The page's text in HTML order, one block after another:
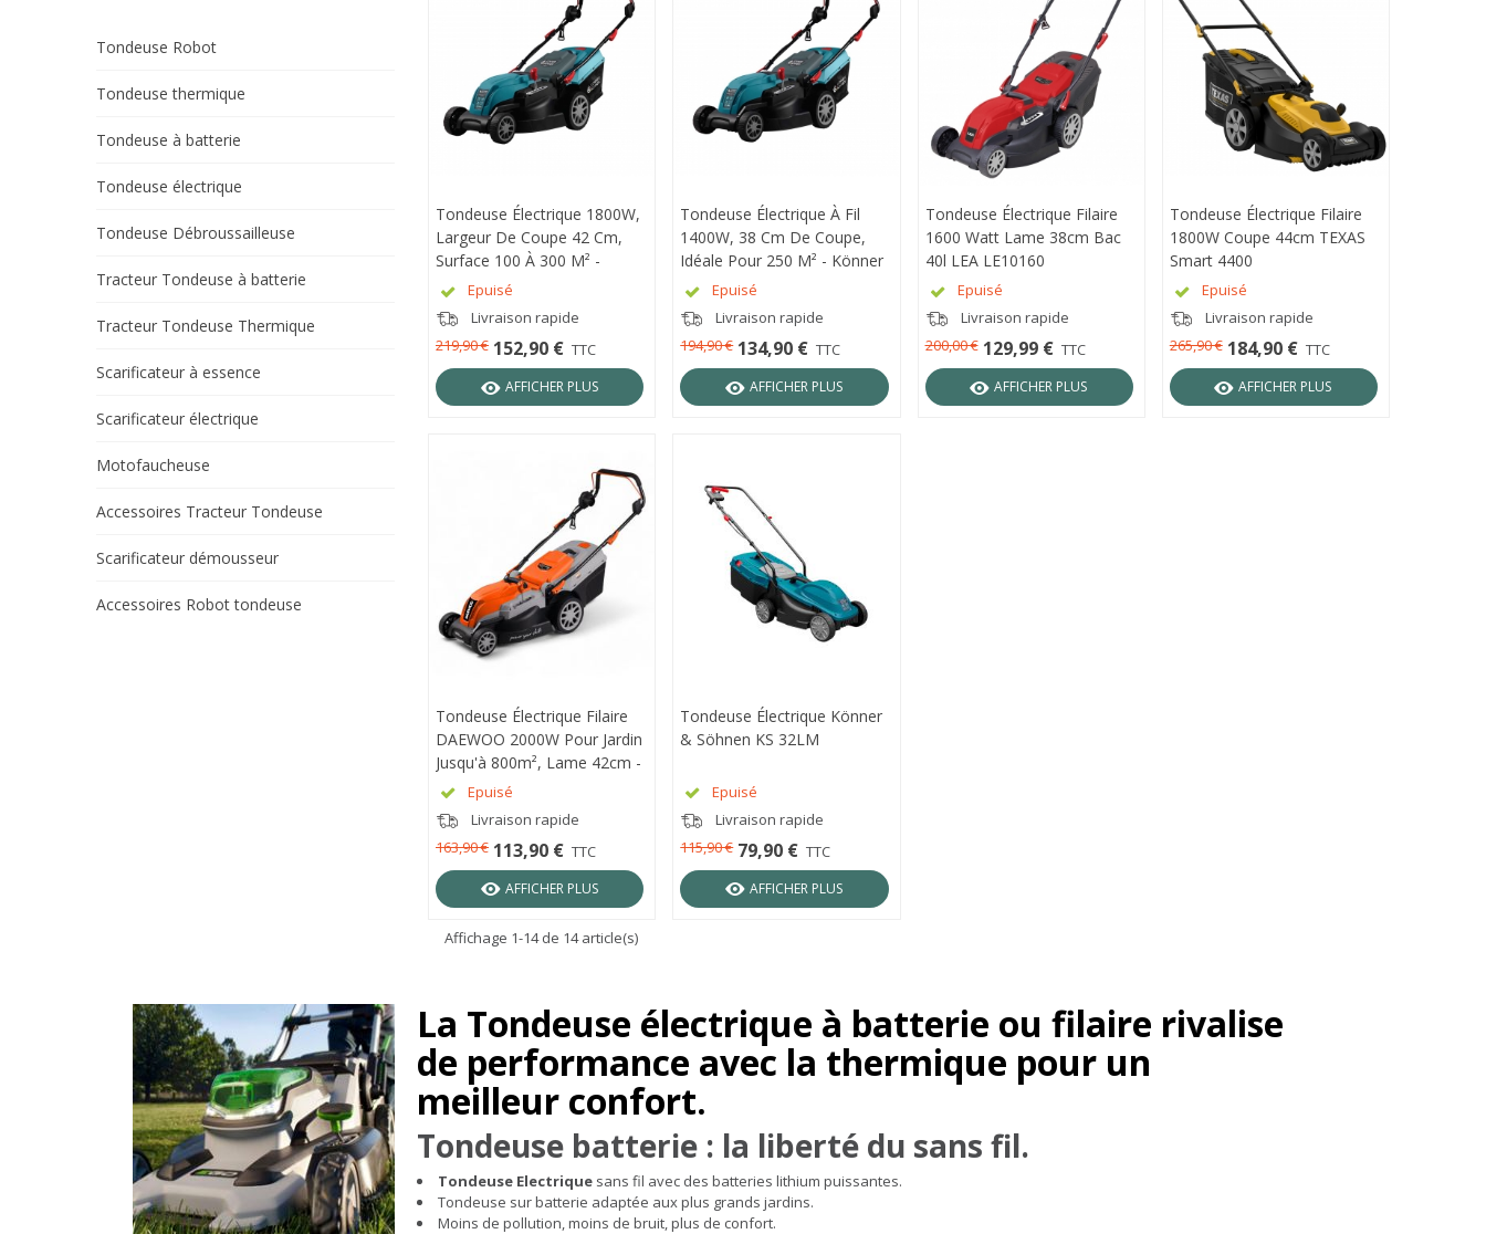
Tondeuse Robot
Tondeuse thermique
Tondeuse à batterie
Tondeuse électrique
Tondeuse Débroussailleuse
Tracteur Tondeuse à batterie
Tracteur Tondeuse Thermique
Scarificateur à essence
Scarificateur électrique
Motofaucheuse
Accessoires Tracteur Tondeuse
Scarificateur démousseur
Accessoires Robot tondeuse
APERÇU RAPIDE
Tondeuse Électrique 1800W,
Largeur De Coupe 42 Cm,
Surface 100 À 300 M² -
Könner Söhnen KS 42LM
Epuisé
Livraison rapide
152,90 € TTC
219,90 €
AFFICHER PLUS
APERÇU RAPIDE
Tondeuse Électrique À Fil
1400W, 38 Cm De Coupe,
Idéale Pour 250 M² - Könner
Söhnen KS 38LM
Epuisé
Livraison rapide
134,90 € TTC
194,90 €
AFFICHER PLUS
APERÇU RAPIDE
Tondeuse Électrique Filaire
1600 Watt Lame 38cm Bac
40l LEA LE10160
Epuisé
Livraison rapide
129,99 € TTC
200,00 €
AFFICHER PLUS
APERÇU RAPIDE
Tondeuse Électrique Filaire
1800W Coupe 44cm TEXAS
Smart 4400
Epuisé
Livraison rapide
184,90 € TTC
265,90 €
AFFICHER PLUS
APERÇU RAPIDE
Tondeuse Électrique Filaire
DAEWOO 2000W Pour Jardin
Jusqu'à 800m², Lame 42cm -
DLMJ2000EC
Epuisé
Livraison rapide
113,90 € TTC
163,90 €
AFFICHER PLUS
APERÇU RAPIDE
Tondeuse Électrique Könner
& Söhnen KS 32LM
Epuisé
Livraison rapide
79,90 € TTC
115,90 €
AFFICHER PLUS
Affichage 1-14 de 14 article(s)
La Tondeuse électrique à batterie ou filaire rivalise
de performance avec la thermique pour un
meilleur confort.
Tondeuse batterie : la liberté du sans fil.
Tondeuse Electrique sans fil avec des batteries lithium puissantes.
Tondeuse sur batterie adaptée aux plus grands jardins.
Moins de pollution, moins de bruit, plus de confort.